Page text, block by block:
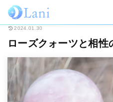
ホーム スピリチュアル
2024.01.30
ローズクォーツと相性